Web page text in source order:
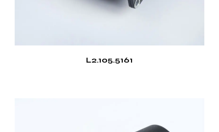
L2.105.5161